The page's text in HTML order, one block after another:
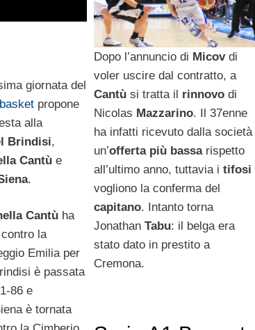
giornata del
propone
alla
Brindisi,
Cantù e
.
Cantù ha
la
Emilia per
è passata
86 e
è tornata
Dopo l’annuncio di Micovdi
voler uscire dal contratto, a
Cantùsi tratta il rinnovodi
Nicolas Mazzarino. Il 37enne
ha infatti ricevuto dalla società
un’offerta più bassarispetto
all’ultimo anno, tuttavia i tifosi
vogliono la conferma del
capitano. Intanto torna
Jonathan Tabu: il belga era
stato dato in prestito a
Cremona.